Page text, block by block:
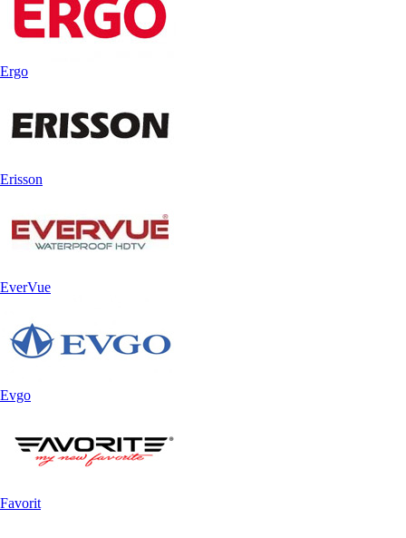
Ergo
Erisson
EverVue
Evgo
Favorit